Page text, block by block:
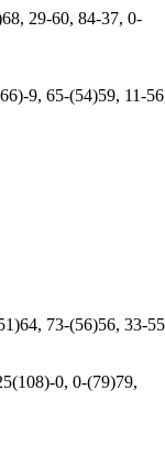
29-60, 84-37, 0-
9, 65-(54)59, 11-
73-(56)56, 33-55
0, 0-(79)79,